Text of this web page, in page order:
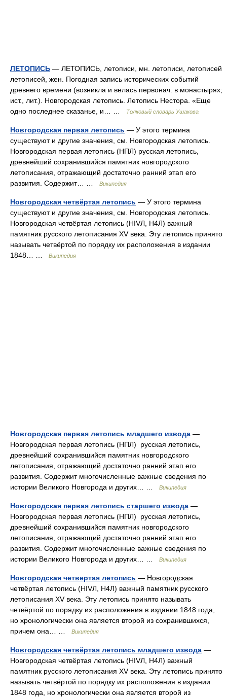
ЛЕТОПИСЬ — ЛЕТОПИСЬ, летописи, мн. летописи, летописей
летописей, жен. Погодная запись исторических событий
древнего времени (возникла и велась первонач. в монастырях;
ист., лит.). Новгородская летопись. Летопись Нестора. «Еще
одно последнее сказанье, и… …
Толковый словарь Ушакова
Новгородская первая летопись — У этого термина
существуют и другие значения, см. Новгородская летопись.
Новгородская первая летопись (НПЛ) русская летопись,
древнейший сохранившийся памятник новгородского
летописания, отражающий достаточно ранний этап его
развития. Содержит… …
Википедия
Новгородская четвёртая летопись — У этого термина
существуют и другие значения, см. Новгородская летопись.
Новгородская четвёртая летопись (HIVЛ, Н4Л) важный
памятник русского летописания XV века. Эту летопись принято
называть четвёртой по порядку их расположения в издании
1848… …
Википедия
Новгородская первая летопись младшего извода —
Новгородская первая летопись (НПЛ) русская летопись,
древнейший сохранившийся памятник новгородского
летописания, отражающий достаточно ранний этап его
развития. Содержит многочисленные важные сведения по
истории Великого Новгорода и других… …
Википедия
Новгородская первая летопись старшего извода —
Новгородская первая летопись (НПЛ) русская летопись,
древнейший сохранившийся памятник новгородского
летописания, отражающий достаточно ранний этап его
развития. Содержит многочисленные важные сведения по
истории Великого Новгорода и других… …
Википедия
Новгородская четвертая летопись — Новгородская
четвёртая летопись (НIVЛ, Н4Л) важный памятник русского
летописания XV века. Эту летопись принято называть
четвёртой по порядку их расположения в издании 1848 года,
но хронологически она является второй из сохранившихся,
причем она… …
Википедия
Новгородская четвёртая летопись младшего извода —
Новгородская четвёртая летопись (НIVЛ, Н4Л) важный
памятник русского летописания XV века. Эту летопись принято
называть четвёртой по порядку их расположения в издании
1848 года, но хронологически она является второй из